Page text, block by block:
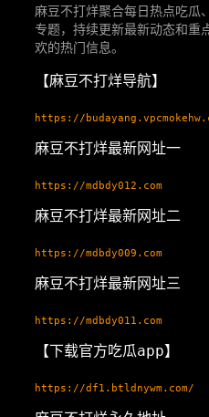
麻豆不打烊聚合每日热点吃瓜
专题，持续更新最新动态和重
欢的热门信息。
【麻豆不打烊导航】
https://
麻豆不打烊最新网址一
https://mdbdy012.com
麻豆不打烊最新网址二
https://mdbdy009.com
麻豆不打烊最新网址三
https://mdbdy011.com
【下载官方吃瓜app】
https://df1.btldnywm.com/